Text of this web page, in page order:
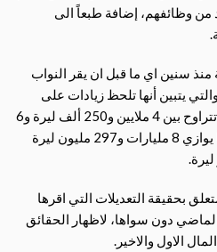
وظائفهم، إضافة طبعاً الى
منذ سنين اي ما قبل ان يقر النواب
يتبين أنها تلحظ زيادات على
رواتب الرؤساء والوزراء والنواب تتراوح بين 4 ملايين و250 ألف ليرة و6
ملايين و250 ألف ليرة شهرياً. بما يوازي 8 مليارات و297 مليون ليرة
بحقيقة التعديلات التي اقرها
دون سواها، لاظهار الحقائق
الاول والاخير.